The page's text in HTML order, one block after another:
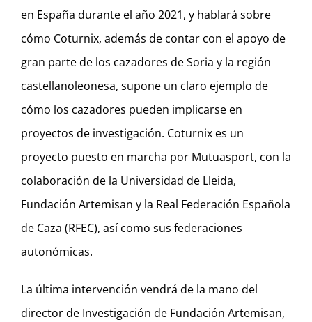
en España durante el año 2021, y hablará sobre
cómo Coturnix, además de contar con el apoyo de
gran parte de los cazadores de Soria y la región
castellanoleonesa, supone un claro ejemplo de
cómo los cazadores pueden implicarse en
proyectos de investigación. Coturnix es un
proyecto puesto en marcha por Mutuasport, con la
colaboración de la Universidad de Lleida,
Fundación Artemisan y la Real Federación Española
de Caza (RFEC), así como sus federaciones
autonómicas.
La última intervención vendrá de la mano del
director de Investigación de Fundación Artemisan,